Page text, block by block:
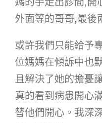
外面等的哥哥,最後
或許我們只能給予
位媽媽在傾訴中也
且解決了她的擔憂
真的看到病患開心
替他們開心。我深